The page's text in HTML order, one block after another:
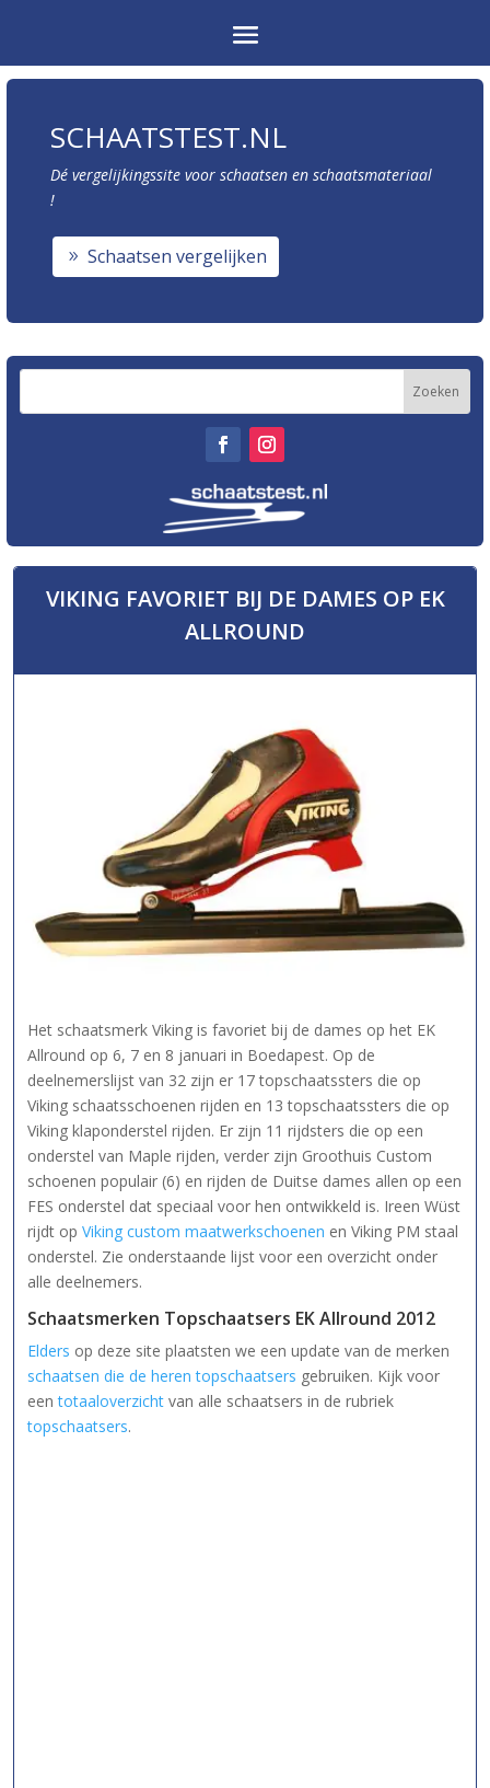
SCHAATSTEST.NL
Dé vergelijkingssite voor schaatsen en schaatsmateriaal
!
Schaatsen vergelijken
VIKING FAVORIET BIJ DE DAMES OP EK
ALLROUND
Het schaatsmerk Viking is favoriet bij de dames op het EK
Allround op 6, 7 en 8 januari in Boedapest. Op de
deelnemerslijst van 32 zijn er 17 topschaatssters die op
Viking schaatsschoenen rijden en 13 topschaatssters die op
Viking klaponderstel rijden. Er zijn 11 rijdsters die op een
onderstel van Maple rijden, verder zijn Groothuis Custom
schoenen populair (6) en rijden de Duitse dames allen op een
FES onderstel dat speciaal voor hen ontwikkeld is. Ireen Wüst
rijdt op Viking custom maatwerkschoenen en Viking PM staal
onderstel. Zie onderstaande lijst voor een overzicht onder
alle deelnemers.
Schaatsmerken Topschaatsers EK Allround 2012
Elders op deze site plaatsten we een update van de merken
schaatsen die de heren topschaatsers gebruiken. Kijk voor
eentotaaloverzicht van alle schaatsers in de rubriek
topschaatsers.